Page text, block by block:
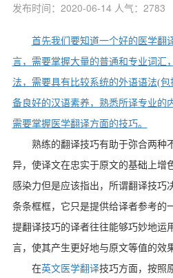
发布时间：2020-06-14 人气：2783
首先我们要知道一个好的医学翻
言，需要掌握大量的普通和专业词汇
法，需要具有比较系统的外语语法(
备良好的汉语素养，熟悉所译专业的
需要掌握医学翻译方面的技巧。
熟练的翻译技巧有助于弥合两种
异，使译文在忠实于原文的基础上增
感染力但是应该指出，所谓翻译技巧
条条框框，它只是提供给译者参考的
提翻译技巧的译者往往能够巧妙地运
言，使其产生更好地与原文等值的效果
在英文医学翻译技巧方面，按照